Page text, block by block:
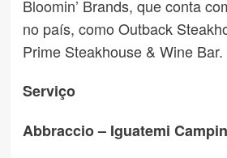
Bloomin’ Brands, que conta
no país, como Outback
Prime Steakhouse & Wine Bar.
Serviço
Abbraccio – Iguatemi